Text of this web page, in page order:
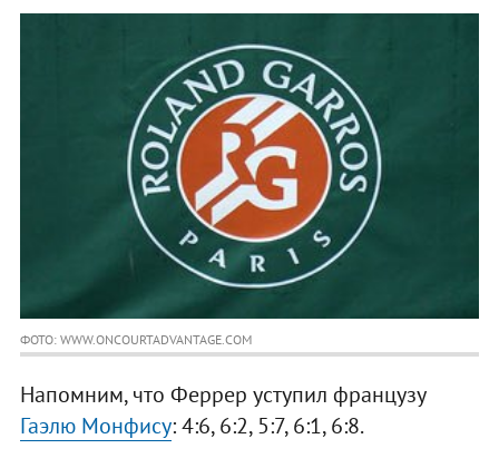
ФОТО: WWW.ONCOURTADVANTAGE.COM
Напомним, что Феррер уступил французу
Гаэлю Монфису: 4:6, 6:2, 5:7, 6:1, 6:8.